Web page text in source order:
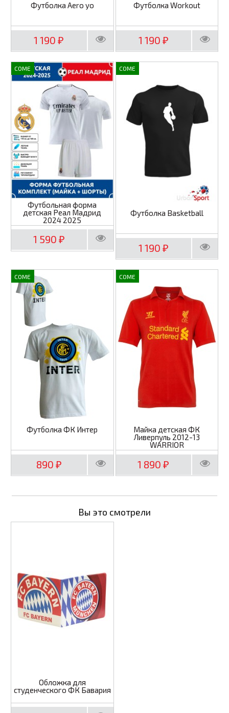
Футболка Aero yo
1 190₽
Футболка Workout
1 190 ₽
COME
Футбольная форма
детская Реал Мадрид
2024 2025
1 590 ₽
COME
Футболка Basketball
1 190 ₽
COME
Футболка ФК Интер
890 ₽
COME
Майка детская ФК
Ливерпуль 2012-13
WARRIOR
1 890₽
Вы это смотрели
Обложка для
студенческого ФК Бавария